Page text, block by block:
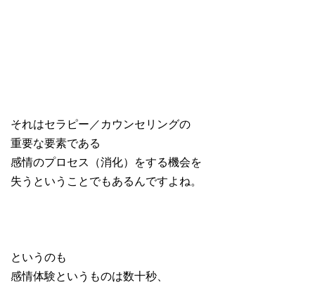
それはセラピー／カウンセリングの
重要な要素である
感情のプロセス（消化）をする機会を
失うということでもあるんですよね。
というのも
感情体験というものは数十秒、